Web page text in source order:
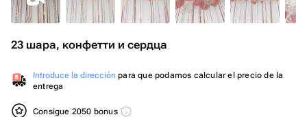
23 шара, конфетти и сердца
Introduce la dirección para que podamos calcular el precio de la
entrega
Consigue 2050 bonus